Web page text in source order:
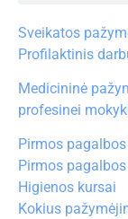
Sveikatos
Profilaktinis
Medicininė
profesinei
Pirmos
Pirmos
Higienos kursai
Kokius